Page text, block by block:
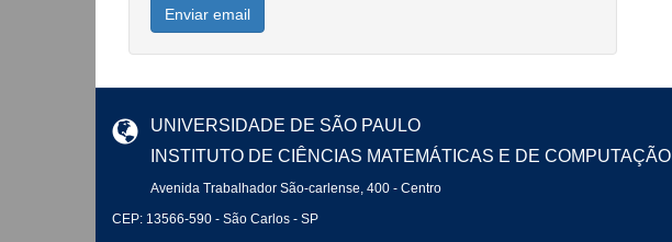
Enviar email
UNIVERSIDADE DE SÃO PAULO
INSTITUTO DE CIÊNCIAS MATEMÁTICAS E DE COMPUTAÇÃO
Avenida Trabalhador São-carlense, 400 - Centro
CEP: 13566-590 - São Carlos - SP